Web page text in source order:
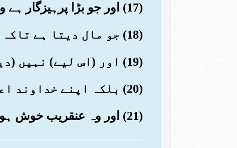
(17) اور جو بڑا پرہیزگار ہے وہ (اس سے) بچا لیا جائے گا
(18) جو مال دیتا ہے تاکہ پاک ہو
(19) اور (اس لیے) نہیں (دیتا کہ) اس پر کسی کا احسان (ہے) جس کا وہ بدلہ اتارتا ہے
(20) بلکہ اپنے خداوند اعلیٰ کی رضامندی حاصل کرنے کے لیے دیتا ہے
(21) اور وہ عنقریب خوش ہو جائے گا